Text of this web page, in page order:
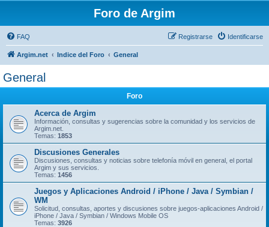
Foro de Argim
FAQ Identificarse
Registrarse
Argim.net Indice del Foro General
General
Foro
Acerca de Argim
Información, consultas y sugerencias sobre la comunidad y los servicios de
Argim.net.
Temas: 1853
Discusiones Generales
Discusiones, consultas y noticias sobre telefonía móvil en general, el portal
Argim y sus servicios.
Temas: 1456
Juegos y Aplicaciones Android / iPhone / Java / Symbian /
WM
Solicitud, consultas, aportes y discusiones sobre juegos-aplicaciones Android /
iPhone / Java / Symbian / Windows Mobile OS
Temas: 3926